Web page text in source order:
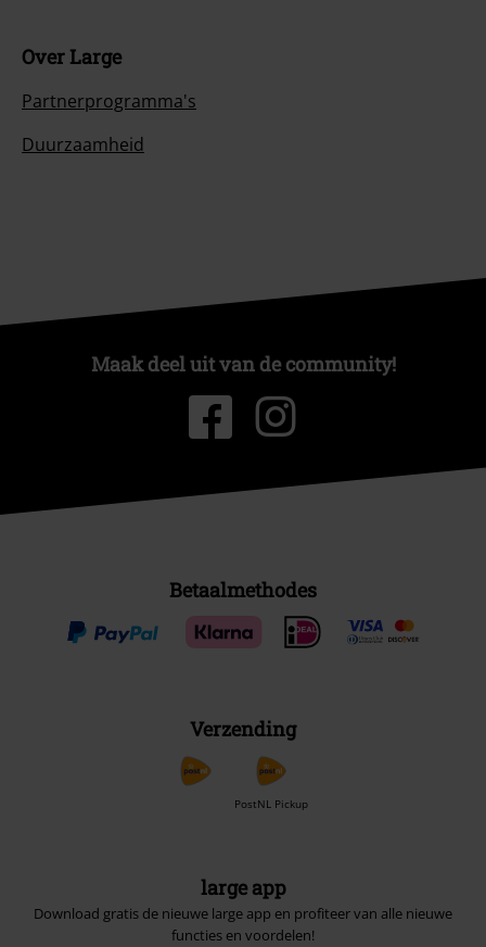
Over Large
Partnerprogramma's
Duurzaamheid
Maak deel uit van de community!
Betaalmethodes
Verzending
PostNL Pickup
large app
Download gratis de nieuwe large app en profiteer van alle nieuwe
functies en voordelen!